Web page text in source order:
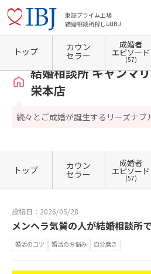
東証プライム上場
結婚相談所探しはIBJ
ホーム 愛知県の結婚相談所 愛知県名古屋市
結婚相談所 キャンマ
栄本店
続々とご成婚が誕生するリーズナブ
トップ カウン
セラー
成婚者
エピソード
(57)
トップ カウン
セラー
成婚者
エピソード
(57)
投稿日：2026/05/28
メンヘラ気質の人が結婚相談所
婚活のコツ 婚活のお悩み 自分磨き